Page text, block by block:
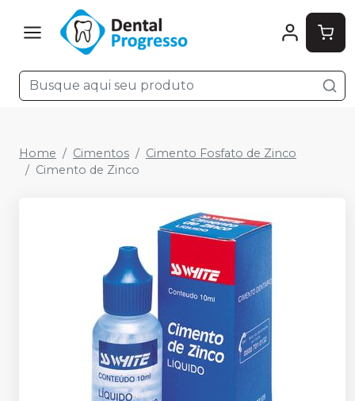
Home Cimentos
Cimento Fosfato de Zinco
Cimento de Zinco